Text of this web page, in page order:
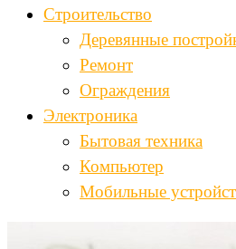
Строительство
Деревянные
Ремонт
Ограждения
Электроника
Бытовая техника
Компьютер
Мобильные